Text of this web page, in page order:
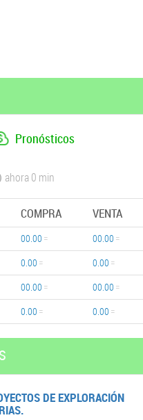
Pronósticos
ahora0 min
COMPRA VENTA
00.00
00.00
0.00
0.00
00.00
00.00
0.00 0.00
DE EXPLORACIÓN